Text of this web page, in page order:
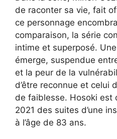
de raconter sa vie, fait
ce personnage
comparaison, la série
intime et superposé.
émerge, suspendue
et la peur de la
d’être reconnue et celui
de faiblesse. Hosoki est
2021 des suites d’une
à l’âge de 83 ans.